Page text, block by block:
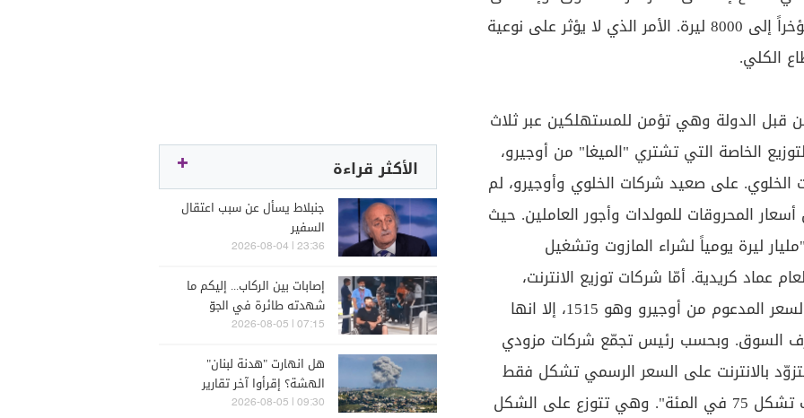
سعر منصة صيرفة، الذي ارتفع مؤخراً إلى 8000 ليرة. الأمر الذي لا يؤثر على نوعية
الكلي.
قبل الدولة وهي تؤمن للمستهلكين عبر ثلاث
الخاصة التي تشتري "الميغا" من أوجيرو،
شركات الخلوي. على صعيد شركات الخلوي وأوجيرو، لم
المحروقات للمولدات وأجور العاملين. حيث
ليرة يومياً لشراء المازوت وتشغيل
عماد كريدية. أمّا شركات توزيع الانترنت،
فهي وإن اشترت "الميغا" على السعر المدعوم من أوجيرو وهو 1515، إلا انها
السوق. وبحسب رئيس تجمّع شركات مزودي
بالانترنت على السعر الرسمي تشكل فقط
25 في المئة فيما بقية التكاليف تشكل 75 في المئة". وهي تتوزع على الشكل
الأكثر قراءة
جنبلاط يسأل عن سبب اعتقال
السفير
23:36 | 2026-08-04
إصابات بين الركاب... إليكم ما
شهدته طائرة في الجوّ
07:15 | 2026-08-05
هل انهارت "هدنة لبنان"
الهشة؟ إقرأوا آخر تقارير
إسرائيلية
09:30 | 2026-08-05